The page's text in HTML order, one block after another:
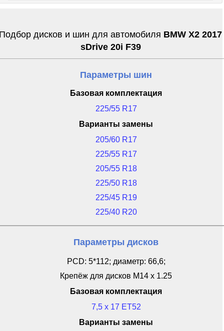
дисков и шин для автомобиля BMW X2 2017
sDrive 20i F39
Параметры шин
Базовая комплектация
225/55 R17
Варианты замены
205/60 R17
225/55 R17
205/55 R18
225/50 R18
225/45 R19
225/40 R20
Параметры дисков
PCD: 5*112; диаметр: 66,6;
Крепёж для дисков M14 x 1.25
Базовая комплектация
7,5 x 17 ET52
Варианты замены